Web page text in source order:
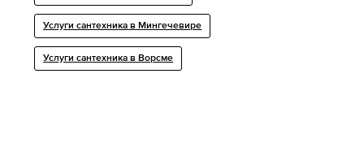
Услуги сантехника в Мингечевире
Услуги сантехника в Ворсме